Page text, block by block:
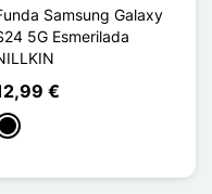
Samsung Galaxy
5G Esmerilada
€